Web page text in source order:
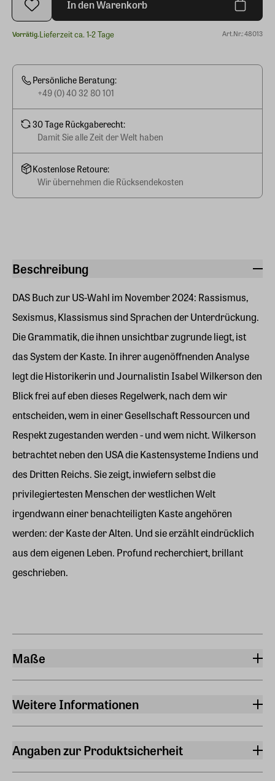
Beschreibung
DAS Buch zur US-Wahl im November 2024: Rassismus,
Sexismus, Klassismus sind Sprachen der Unterdrückung.
Die Grammatik, die ihnen unsichtbar zugrunde liegt, ist
das System der Kaste. In ihrer augenöffnenden Analyse
legt die Historikerin und Journalistin Isabel Wilkerson den
Blick frei auf eben dieses Regelwerk, nach dem wir
entscheiden, wem in einer Gesellschaft Ressourcen und
Respekt zugestanden werden - und wem nicht. Wilkerson
betrachtet neben den USA die Kastensysteme Indiens und
des Dritten Reichs. Sie zeigt, inwiefern selbst die
privilegiertesten Menschen der westlichen Welt
irgendwann einer benachteiligten Kaste angehören
werden: der Kaste der Alten. Und sie erzählt eindrücklich
aus dem eigenen Leben. Profund recherchiert, brillant
geschrieben.
Maße
Länge
19,50 cm
Höhe
Weitere Informationen
Originalsprache
Englisch
Angaben zur Produktsicherheit
In den Warenkorb
Vorrätig.Lieferzeit ca. 1-2 Tage Art.Nr.: 48013
Persönliche Beratung:
+49 (0) 40 32 80 101
30 Tage Rückgaberecht:
Damit Sie alle Zeit der Welt haben
Kostenlose Retoure:
Wir übernehmen die Rücksendekosten